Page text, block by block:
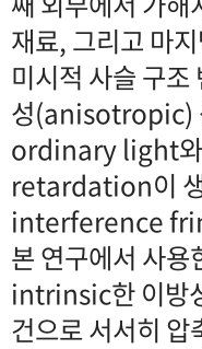
재료, 그리고 마
미시적 사슬 구
성(anisotropic)
ordinary light와
retardation이 생
interference
본 연구에서 사
intrinsic한 이방
건으로 서서히